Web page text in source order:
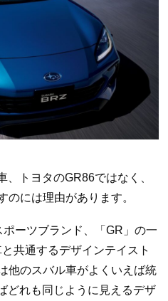
トヨタのGR86ではなく、
のには理由があります。
ーツブランド、「GR」の一
共通するデザインテイスト
他のスバル車がよくいえば統
どれも同じように見えるデザ